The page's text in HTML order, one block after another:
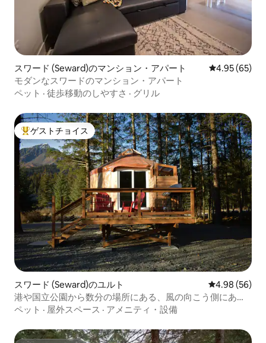
スワード (Seward)のマンション・アパート レビュー65
4.95 (65)
モダンなスワードのマンション・アパート
ペット · 徒歩移動のしやすさ · グリル
大好評のゲストチョイスです。
ゲストチョイス
スワード (Seward)のユルト レビュー56
4.98 (56)
港や国立公園から数分の場所にある、風の向こう側にある
Creekside Yurt
ペット · 屋外スペース · アメニティ・設備